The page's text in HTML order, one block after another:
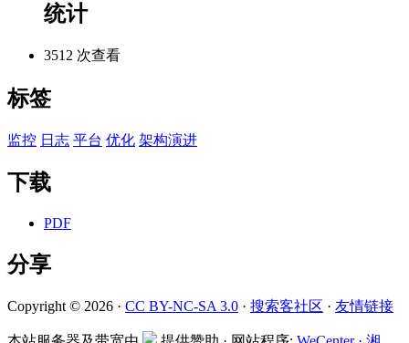
统计
3512 次查看
标签
监控 日志 平台 优化 架构演进
下载
PDF
分享
Copyright © 2026 · CC BY-NC-SA 3.0 · 搜索客社区 · 友情链接